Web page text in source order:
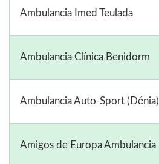
Ambulancia Imed Teulada
Ambulancia Clínica Benidorm
Ambulancia Auto-Sport (Dénia)
Amigos de Europa Ambulancia